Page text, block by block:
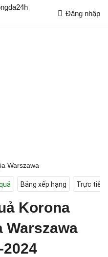
Đăng nhập
Warszawa
Bảng xếp hạng Trực tiếp
Korona
Warszawa